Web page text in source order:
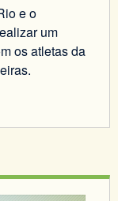
e o
um
os atletas da